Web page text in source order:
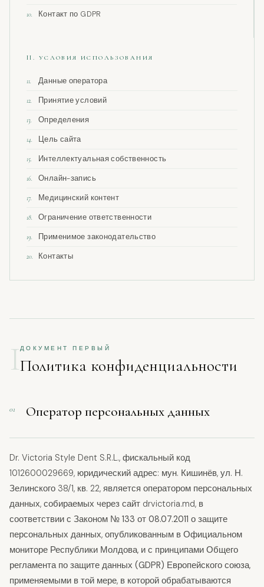
10. Контакт по GDPR
II. УСЛОВИЯ ИСПОЛЬЗОВАНИЯ
11. Данные оператора
12. Принятие условий
13. Определения
14. Цель сайта
15. Интеллектуальная собственность
16. Онлайн-запись
17. Медицинский контент
18. Ограничение ответственности
19. Применимое законодательство
20. Контакты
I ДОКУМЕНТ ПЕРВЫЙ
Политика конфиденциальности
01 Оператор персональных данных
Dr. Victoria Style Dent S.R.L., фискальный код
1012600029669, юридический адрес: мун. Кишинёв, ул. Н.
Зелинского 38/1, кв. 22, является оператором персональных
данных, собираемых через сайт drvictoria.md, в
соответствии с Законом № 133 от 08.07.2011 о защите
персональных данных, опубликованным в Официальном
мониторе Республики Молдова, и с принципами Общего
регламента по защите данных (GDPR) Европейского союза,
применяемыми в той мере, в которой обрабатываются